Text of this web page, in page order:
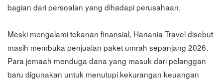
bagian dari persoalan yang dihadapi perusahaan.
Meski mengalami tekanan finansial, Hanania Travel disebut
masih membuka penjualan paket umrah sepanjang 2026.
Para jemaah menduga dana yang masuk dari pelanggan
baru digunakan untuk menutupi kekurangan keuangan